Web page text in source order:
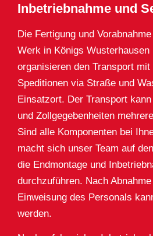
Inbetriebnahme und
Die Fertigung und
Werk in Königs
organisieren den Transport
Speditionen via Straße und
Einsatzort. Der Transport
und Zollgegebenheiten
Sind alle Komponenten bei
macht sich unser Team auf
die Endmontage und
durchzuführen. Nach
Einweisung des Personals
werden.